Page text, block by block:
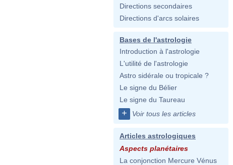
Directions secondaires
Directions d'arcs solaires
Bases de l'astrologie
Introduction à l'astrologie
L'utilité de l'astrologie
Astro sidérale ou tropicale ?
Le signe du Bélier
Le signe du Taureau
+ Voir tous les articles
Articles astrologiques
Aspects planétaires
La conjonction Mercure Vénus